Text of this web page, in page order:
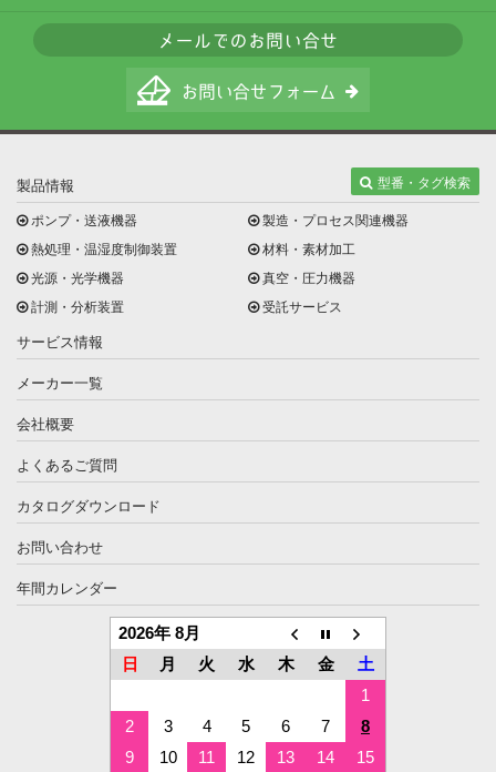
製品情報
型番・タグ検索
ポンプ・送液機器
熱処理・温湿度制御装置
光源・光学機器
計測・分析装置
製造・プロセス関連機器
材料・素材加工
真空・圧力機器
受託サービス
サービス情報
メーカー一覧
会社概要
よくあるご質問
カタログダウンロード
お問い合わせ
年間カレンダー
2026年 8月
日
月 火 水 木 金
土
1
2
3 4 5 6 7
8
9
10 11 12 13 14
15